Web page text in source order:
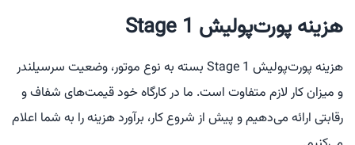
هزینه پورت‌پولیش Stage 1
هزینه پورت‌پولیش Stage 1 بسته به نوع موتور، وضعیت سرسیلندر
و میزان کار لازم متفاوت است. ما در کارگاه خود قیمت‌های شفاف و
رقابتی ارائه می‌دهیم و پیش از شروع کار، برآورد هزینه را به شما اعلام